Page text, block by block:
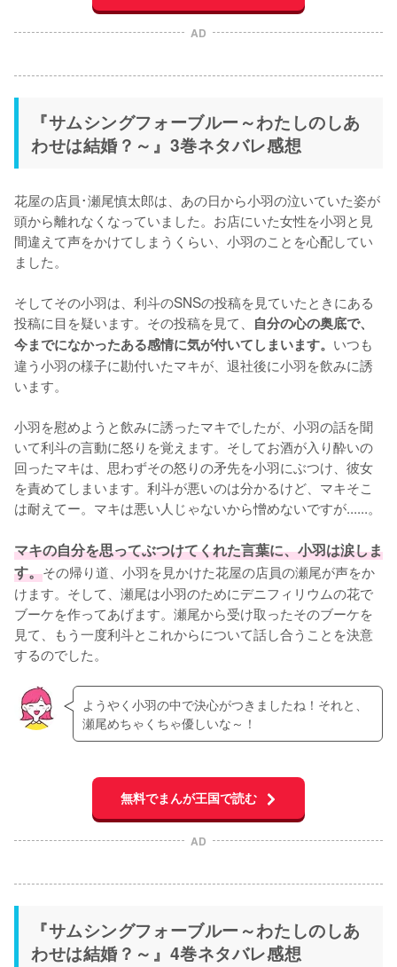
AD
『サムシングフォーブルー～わたしのしあ
わせは結婚？～』3巻ネタバレ感想
花屋の店員･瀬尾慎太郎は、あの日から小羽の泣いていた姿が
頭から離れなくなっていました。お店にいた女性を小羽と見
間違えて声をかけてしまうくらい、小羽のことを心配してい
ました。
そしてその小羽は、利斗のSNSの投稿を見ていたときにある
投稿に目を疑います。その投稿を見て、 自分の心の奥底で、
今までになかったある感情に気が付いてしまいます。 いつも
違う小羽の様子に勘付いたマキが、退社後に小羽を飲みに誘
います。
小羽を慰めようと飲みに誘ったマキでしたが、小羽の話を聞
いて利斗の言動に怒りを覚えます。そしてお酒が入り酔いの
回ったマキは、思わずその怒りの矛先を小羽にぶつけ、彼女
を責めてしまいます。利斗が悪いのは分かるけど、マキそこ
は耐えてー。マキは悪い人じゃないから憎めないですが......。
マキの自分を思ってぶつけてくれた言葉に、小羽は涙しま
す。その帰り道、小羽を見かけた花屋の店員の瀬尾が声をか
けます。そして、瀬尾は小羽のためにデニフィリウムの花で
ブーケを作ってあげます。瀬尾から受け取ったそのブーケを
見て、もう一度利斗とこれからについて話し合うことを決意
するのでした。
ようやく小羽の中で決心がつきましたね！それと、
瀬尾めちゃくちゃ優しいな～！
無料でまんが王国で読む
AD
『サムシングフォーブルー～わたしのしあ
わせは結婚？～』4巻ネタバレ感想